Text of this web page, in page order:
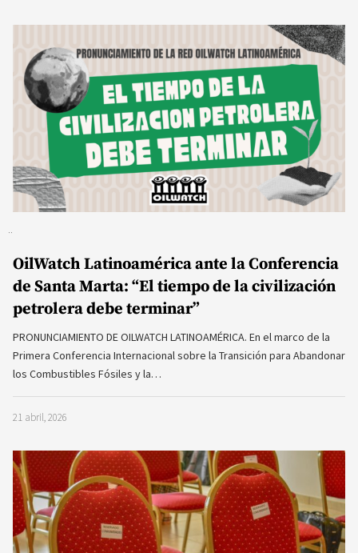
OilWatch Latinoamérica ante la Conferencia
de Santa Marta: “El tiempo de la civilización
petrolera debe terminar”
PRONUNCIAMIENTO DE OILWATCH LATINOAMÉRICA. En el marco de la
Primera Conferencia Internacional sobre la Transición para Abandonar
los Combustibles Fósiles y la…
21 abril, 2026